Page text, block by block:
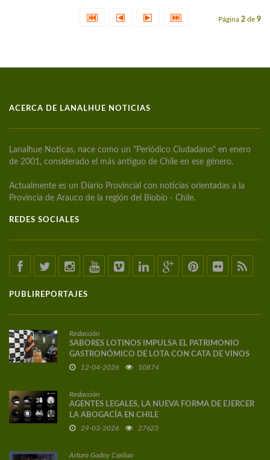
Página 2 de 9
ACERCA DE LANALHUE NOTICIAS
Lanalhue Noticas, nace como un "Periódico Ciudadano" en enero
de 2001, considerado el más antiguo de Chile en ese género.
Actualmente es un Diario Provincial con noticias orientadas a la
Provincia de Arauco de la región del Biobío - Chile.
REDES SOCIALES
PUBLIREPORTAJES
Redacción
SABORES LOTINOS IMPULSA EL PATRIMONIO
GASTRONÓMICO DE LOTA CON CATA DE VINOS
DE AUTOR
12-04-2026 10874
Redacción
AGENTES LEGALES, LA NUEVA FORMA DE EJERCER
LA ABOGACÍA EN CHILE
29-03-2026 27623
Arturo Godoy Carilao